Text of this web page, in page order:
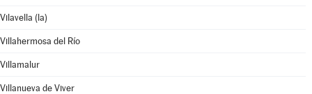
Vilavella (la)
Villahermosa del Río
Villamalur
Villanueva de Viver